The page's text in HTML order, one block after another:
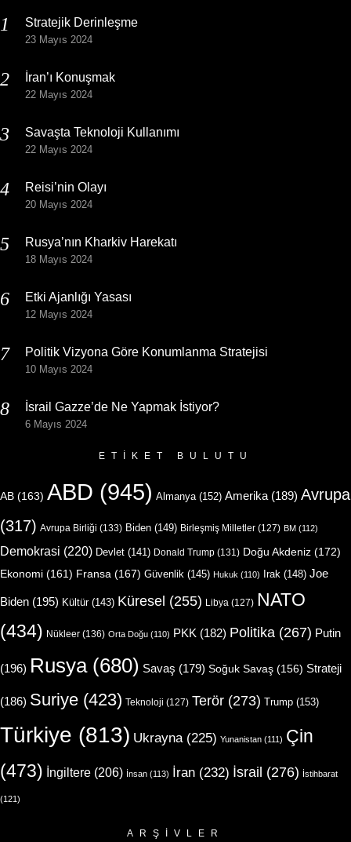
Stratejik Derinleşme
23 Mayıs 2024
İran’ı Konuşmak
22 Mayıs 2024
Savaşta Teknoloji Kullanımı
22 Mayıs 2024
Reisi’nin Olayı
20 Mayıs 2024
Rusya’nın Kharkiv Harekatı
18 Mayıs 2024
Etki Ajanlığı Yasası
12 Mayıs 2024
Politik Vizyona Göre Konumlanma Stratejisi
10 Mayıs 2024
İsrail Gazze’de Ne Yapmak İstiyor?
6 Mayıs 2024
ETIKET BULUTU
AB (163) ABD (945) Almanya (152) Amerika (189) Avrupa
(317) Avrupa Birliği (133) Biden (149) Birleşmiş Milletler (127) BM (112)
Demokrasi (220) Devlet (141) Donald Trump (131) Doğu Akdeniz (172)
Ekonomi (161) Fransa (167) Güvenlik (145) Hukuk (110) Irak (148) Joe
Biden (195) Kültür(143) Küresel (255) Libya (127) NATO
(434) Nükleer (136) Orta Doğu (110) PKK (182) Politika (267) Putin
(196) Rusya(680) Savaş (179) Soğuk Savaş (156) Strateji
(186) Suriye (423) Teknoloji (127) Terör (273) Trump (153)
Türkiye (813) Ukrayna(225) Yunanistan (111) Çin
(473) İngiltere (206) İnsan (113) İran (232) İsrail (276) İstihbarat
(121)
ARŞIVLER